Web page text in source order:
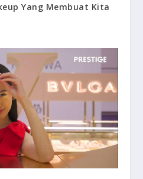
Yang Membuat Kita